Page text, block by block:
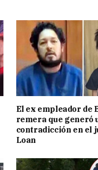
El ex empleador de
remera que generó
contradicción en el
Loan